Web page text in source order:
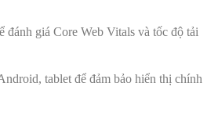
đánh giá Core Web Vitals và tốc độ tải
tablet để đảm bảo hiển thị chính